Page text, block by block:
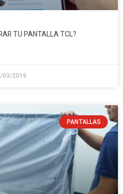
TU PANTALLA TCL?​
03/2019
PANTALLAS